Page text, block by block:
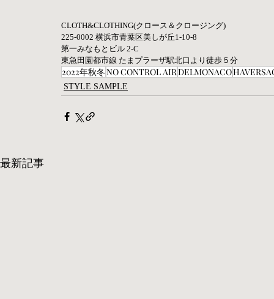
CLOTH&CLOTHING(クロース＆クロージング)
225-0002 横浜市青葉区美しが丘1-10-8
第一みなもとビル 2-C
東急田園都市線 たまプラーザ駅北口より徒歩５分
2022年秋冬NO CONTROL AIRDELMONACO
STYLE SAMPLE
最新記事